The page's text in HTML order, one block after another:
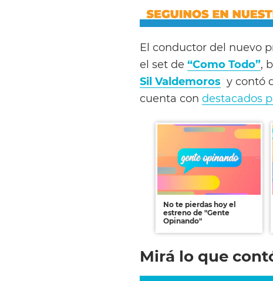
El conductor del nuevo
el set de “Como Todo”,
Sil Valdemoros y contó
cuenta con destacados
No te pierdas hoy el
estreno de "Gente
Opinando"
Mirá lo que